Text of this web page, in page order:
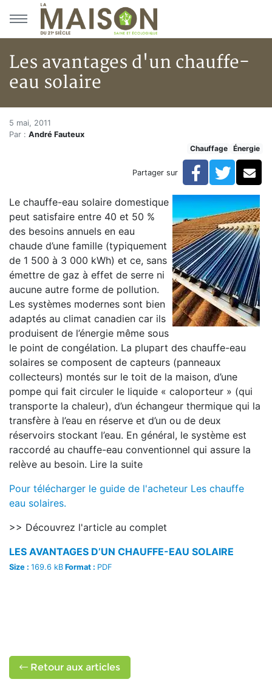
Aller au menu principal
Aller au contenu principal
Les avantages d'un chauffe-
eau solaire
Accueil
Articles
Les avantages d'un chauffe-eau solaire
Les avantages d'un chauffe-
5 mai, 2011
Par : André Fauteux
Chauffage
Énergie
Partager sur Facebook
Le chauffe-eau solaire domestique
peut satisfaire entre 40 et 50 %
des besoins annuels en eau
chaude d’une famille (typiquement
de 1 500 à 3 000 kWh) et ce, sans
émettre de gaz à effet de serre ni
aucune autre forme de pollution.
Les systèmes modernes sont bien
adaptés au climat canadien car ils
produisent de l’énergie même sous
le point de congélation. La plupart des chauffe-eau
solaires se composent de capteurs (panneaux
collecteurs) montés sur le toit de la maison, d’une
pompe qui fait circuler le liquide « caloporteur » (qui
transporte la chaleur), d’un échangeur thermique qui la
transfère à l’eau en réserve et d’un ou de deux
réservoirs stockant l’eau. En général, le système est
raccordé au chauffe-eau conventionnel qui assure la
relève au besoin. Lire la suite
Pour télécharger le guide de l'acheteur Les chauffe
eau solaires.
>> Découvrez l'article au complet
LES AVANTAGES D’UN CHAUFFE-EAU SOLAIRE
Size : 169.6 kB Format : PDF
Retour aux articles